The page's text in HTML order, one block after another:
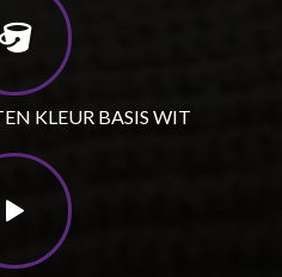
KLEUR BASIS WIT